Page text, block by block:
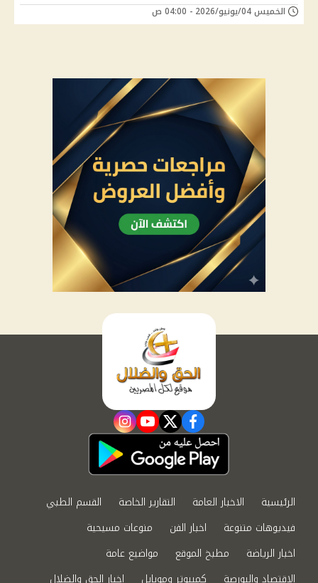
الخميس 04/يونيو/2026 - 04:00 ص
facebook
twitter
youtube
instagram
الرئيسية الاخبار العامة التقارير الخاصة
القسم الطبي
فيديوهات متنوعة
اخبار الفن
منوعات مسيحية
اخبار الرياضة
مطبخ الموقع
مواضيع عامة
الاقتصاد والبورصة
كمبيوتر وموبايل اخبار الحق والضلال